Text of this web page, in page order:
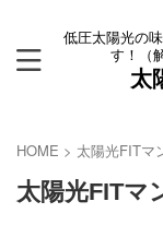
低圧太陽光の
す！（
太
HOME > 太陽光FITマ
太陽光FITマ